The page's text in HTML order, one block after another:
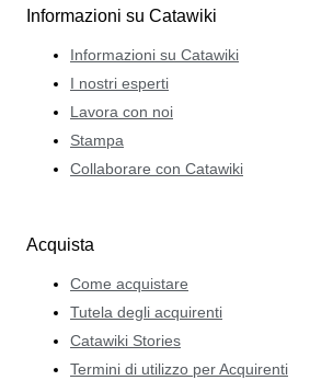
Informazioni su Catawiki
Informazioni su Catawiki
I nostri esperti
Lavora con noi
Stampa
Collaborare con Catawiki
Acquista
Come acquistare
Tutela degli acquirenti
Catawiki Stories
Termini di utilizzo per Acquirenti